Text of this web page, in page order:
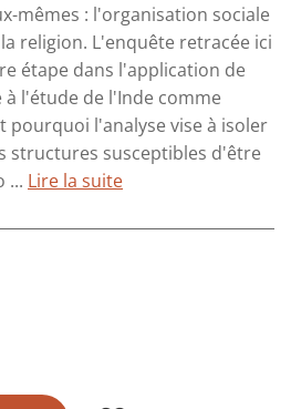
mêmes : l'organisation sociale
religion. L'enquête retracée ici
étape dans l'application de
l'étude de l'Inde comme
pourquoi l'analyse vise à isoler
structures susceptibles d'être
... Lire la suite